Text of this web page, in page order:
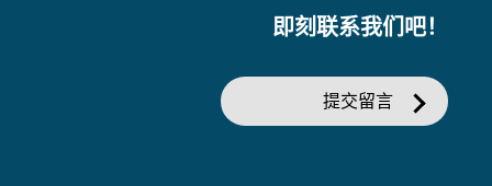
即刻联系我们吧！
提交留言